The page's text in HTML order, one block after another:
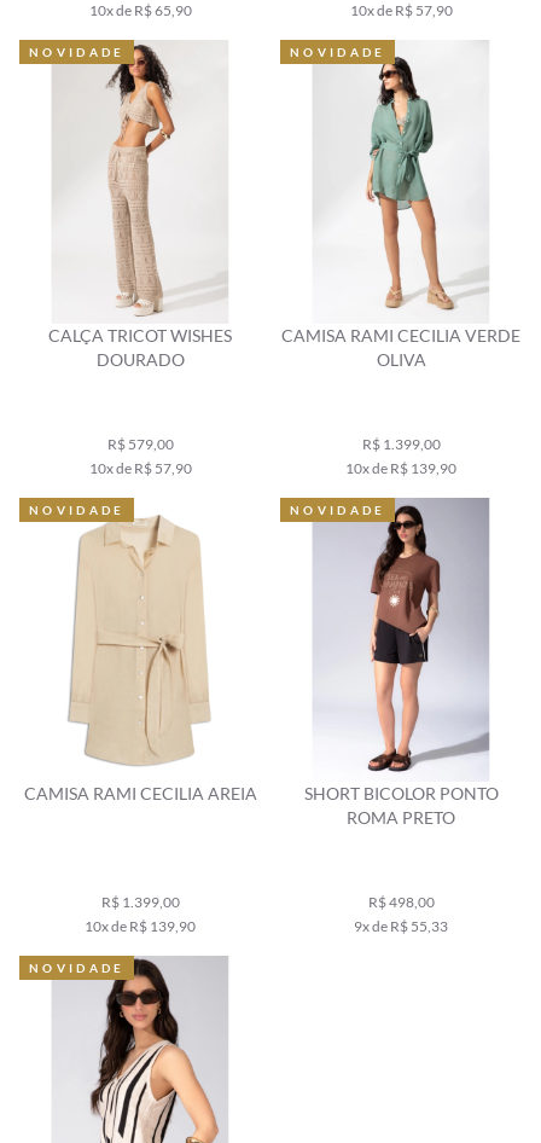
10x de R$ 65,90
10x de R$ 57,90
CALÇA TRICOT WISHES
DOURADO
R$ 579,00
10x de R$ 57,90
NOVIDADE
CAMISA RAMI CECILIA VERDE
OLIVA
R$ 1.399,00
10x de R$ 139,90
NOVIDADE
CAMISA RAMI CECILIA AREIA
R$ 1.399,00
10x de R$ 139,90
NOVIDADE
SHORT BICOLOR PONTO
ROMA PRETO
R$ 498,00
9x de R$ 55,33
NOVIDADE
NOVIDADE